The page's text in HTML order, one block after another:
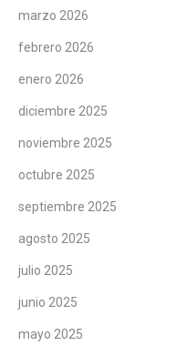
marzo 2026
febrero 2026
enero 2026
diciembre 2025
noviembre 2025
octubre 2025
septiembre 2025
agosto 2025
julio 2025
junio 2025
mayo 2025